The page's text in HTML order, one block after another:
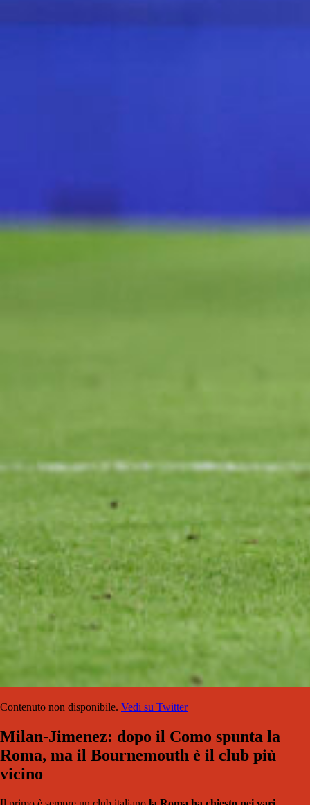
Contenuto non disponibile. Vedi su Twitter
Milan-Jimenez: dopo il Como spunta la
Roma, ma il Bournemouth è il club più
vicino